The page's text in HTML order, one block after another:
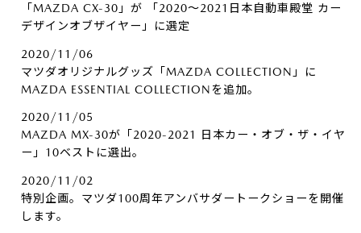
「MAZDA CX-30」が 「2020～2021日本自動車殿堂 カー
デザインオブザイヤー」に選定
2020/11/06
マツダオリジナルグッズ「MAZDA COLLECTION」に
MAZDA ESSENTIAL COLLECTIONを追加。
2020/11/05
MAZDA MX-30が「2020-2021 日本カー・オブ・ザ・イヤ
ー」10ベストに選出。
2020/11/02
特別企画。マツダ100周年アンバサダートークショーを開催
します。